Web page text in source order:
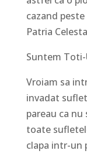
cazand
Patria
Suntem
Vroiam sa
invadat
pareau ca
toate
clapa intr-un